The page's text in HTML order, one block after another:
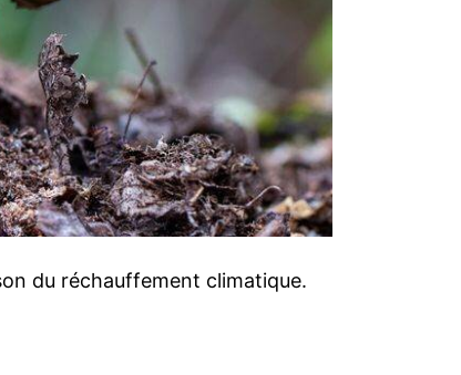
du réchauffement climatique.